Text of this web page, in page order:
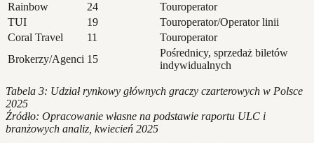
Rainbow
24
Touroperator
TUI
19
Touroperator/Operator linii
Coral Travel
11
Touroperator
Brokerzy/Agenci 15
Pośrednicy, sprzedaż biletów
indywidualnych
Tabela 3: Udział rynkowy głównych graczy czarterowych w Polsce
2025
Źródło: Opracowanie własne na podstawie raportu ULC i
branżowych analiz, kwiecień 2025